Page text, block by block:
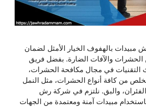
مبيدات بالهفوف الخيار الأمثل لضمان
الحشرات والآفات الضارة. بفضل فريق
في مجال مكافحة الحشرات،
من كافة أنواع الحشرات، مثل النمل
الفئران، والبق. نلتزم في شركة رش
مبيدات آمنة ومعتمدة من الجهات